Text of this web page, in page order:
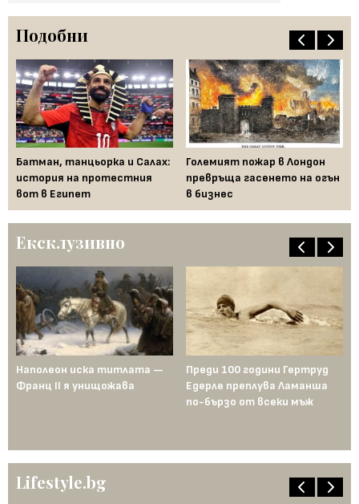
Подобни
Батман, танцьорка и Салах:
история на протестния
вот в Египет
Големият пожар в Лондон
превръща гасенето на огън
в бизнес
Ексклузивно
Наполеон иска титлата —
Франц II я унищожава
Преди 100 години Гертруд
Едерле преплува Ламанша
по-бързо от всеки мъж
Lifestyle.bg